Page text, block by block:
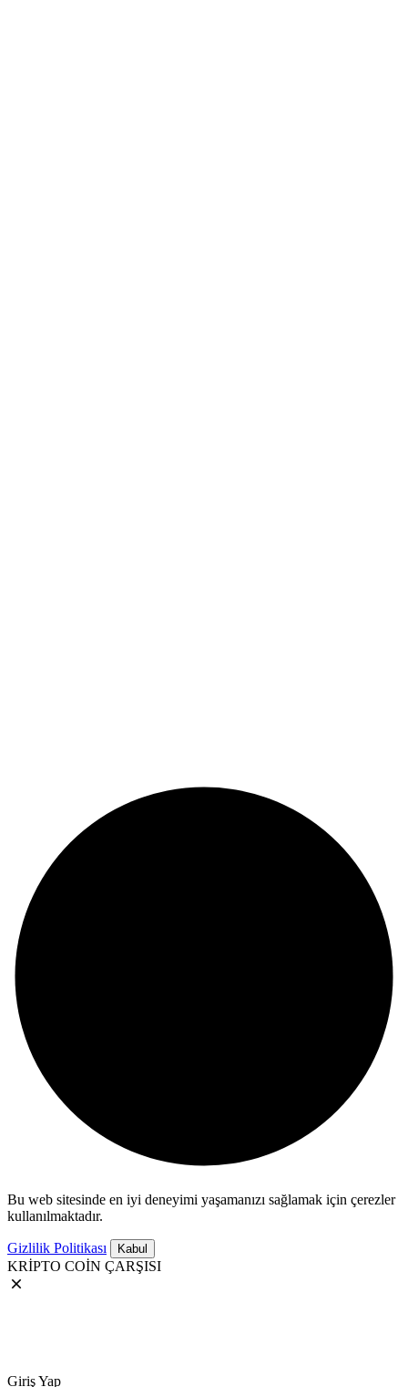
Bu web sitesinde en iyi deneyimi yaşamanızı sağlamak için çerezler
kullanılmaktadır.
Gizlilik Politikası Kabul
KRİPTO COİN ÇARŞISI
Giriş Yap